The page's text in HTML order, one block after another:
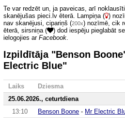
Te var redzēt un, ja paveicas, arī
skanējušas pieci.lv ēterā. Lampiņa ( )
nav skanējusi, cipariņš (200x) nozīmē, cik
ēterā, sirsniņa (
) dod iespēju pieglabāt
ielogojies ar Facebook.
Izpildītāja "Benson
Electric Blue"
Laiks
Dziesma
25.06.2026., ceturtdiena
13:10
Benson Boone - Mr Electric